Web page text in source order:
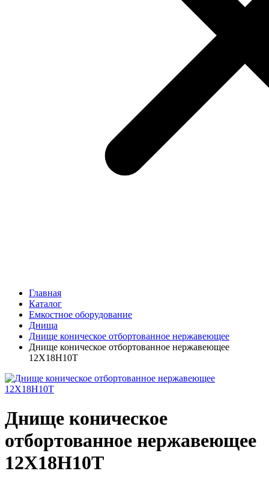
Главная
Каталог
Емкостное оборудование
Днища
Днище коническое отбортованное нержавеющее
Днище коническое отбортованное нержавеющее
12Х18Н10Т
Днище коническое
отбортованное нержавеющее
12Х18Н10Т